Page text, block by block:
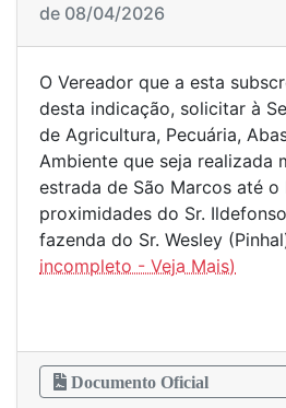
de 08/04/2026
O Vereador que a esta
desta indicação, solicitar à
de Agricultura, Pecuária,
Ambiente que seja realizada
estrada de São Marcos até o
proximidades do Sr.
fazenda do Sr. Wesley
Documento Oficial